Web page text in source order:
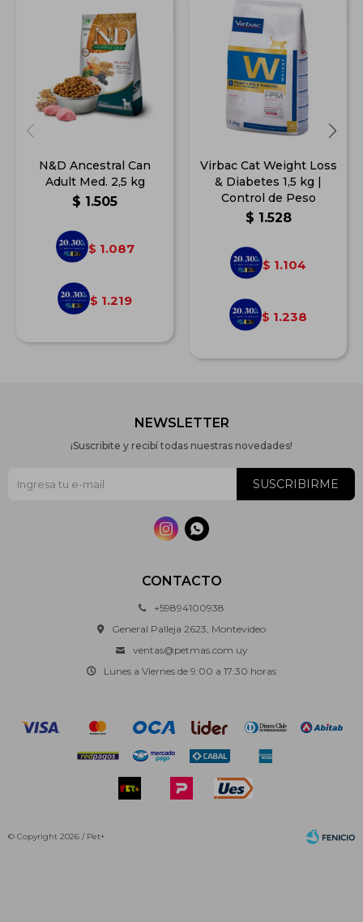
N&D Ancestral Can
Adult Med. 2,5 kg
$ 1.505
$ 1.087
$ 1.219
Virbac Cat Weight Loss
& Diabetes 1,5 kg |
Control de Peso
$ 1.528
$ 1.104
$ 1.238
CONTACTO
+59894100938
General Palleja 2623, Montevideo
ventas@petmas.com.uy
Lunes a Viernes de 9:00 a 17:30 horas
NEWSLETTER
¡Suscribite y recibí todas nuestras novedades!
SUSCRIBIRME
 
© Copyright 2026 / Pet+